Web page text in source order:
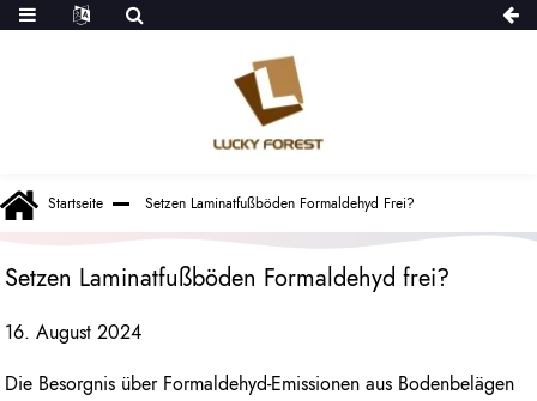
Startseite Setzen Laminatfußböden Formaldehyd Frei?
Setzen Laminatfußböden Formaldehyd frei?
16. August 2024
Die Besorgnis über Formaldehyd-Emissionen aus Bodenbelägen